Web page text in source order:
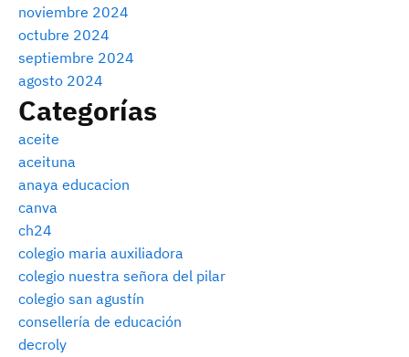
noviembre 2024
octubre 2024
septiembre 2024
agosto 2024
Categorías
aceite
aceituna
anaya educacion
canva
ch24
colegio maria auxiliadora
colegio nuestra señora del pilar
colegio san agustín
consellería de educación
decroly